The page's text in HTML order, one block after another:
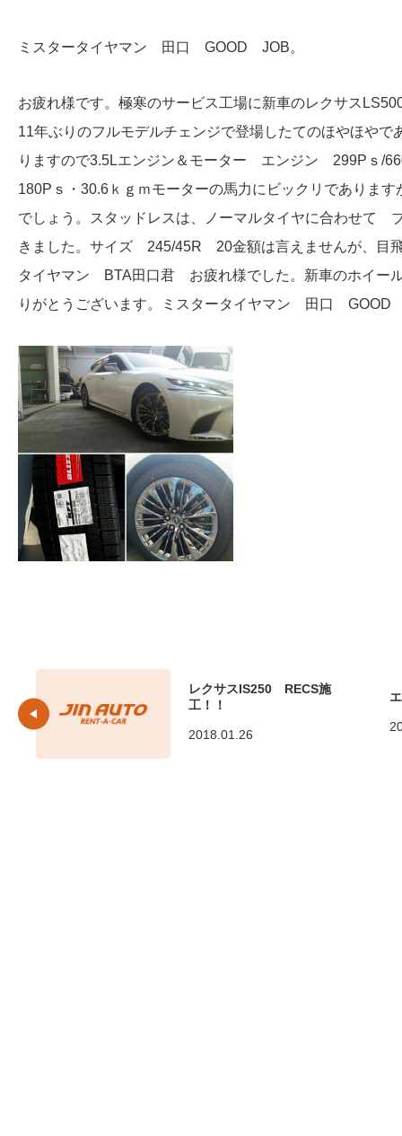
ミスタータイヤマン 田口 GOOD JOB。
お疲れ様です。極寒のサービス工場に新車のレクサス
11年ぶりのフルモデルチェンジで登場したてのほやほや
りますので3.5Lエンジン＆モーター エンジン 299Pｓ/
180Pｓ・30.6ｋｇｍモーターの馬力にビックリでありま
でしょう。スタッドレスは、ノーマルタイヤに合わせて
きました。サイズ 245/45R 20金額は言えませんが、目
タイヤマン BTA田口君 お疲れ様でした。新車のホイー
りがとうございます。ミスタータイヤマン 田口 GOOD
レクサスIS250 RECS施
工！！
2018.01.26